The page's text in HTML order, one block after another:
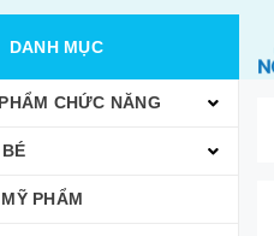
DANH MỤC
CHỨC NĂNG
PHẨM